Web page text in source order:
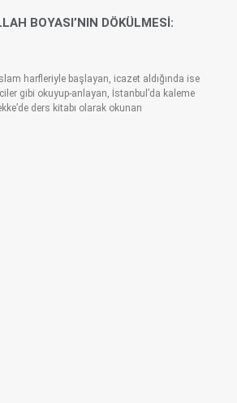
BOYASI’NIN DÖKÜLMESİ:
harfleriyle başlayan, icazet aldığında ise
gibi okuyup-anlayan, İstanbul’da kaleme
ders kitabı olarak okunan